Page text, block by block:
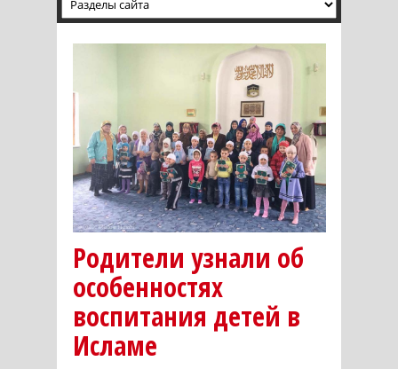
Родители узнали об
особенностях
воспитания детей в
Исламе